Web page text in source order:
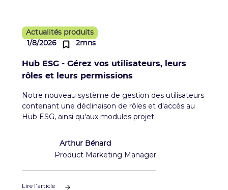
Actualités produits
1/8/2026
2mns
Hub ESG - Gérez vos utilisateurs, leurs
rôles et leurs permissions
Notre nouveau système de gestion des utilisateurs
contenant une déclinaison de rôles et d'accès au
Hub ESG, ainsi qu'aux modules projet
Arthur Bénard
Product Marketing Manager
Lire l’article